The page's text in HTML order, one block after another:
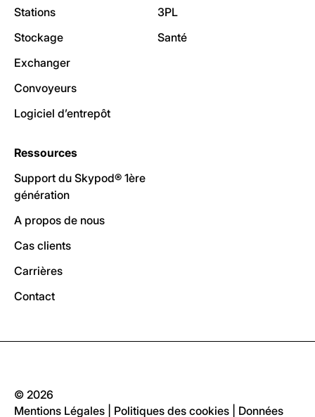
Stations
Stockage
Exchanger
Convoyeurs
Logiciel d’entrepôt
3PL
Santé
Ressources
Support du Skypod® 1ère
génération
A propos de nous
Cas clients
Carrières
Contact
© 2026
Mentions Légales
Politiques des cookies Données